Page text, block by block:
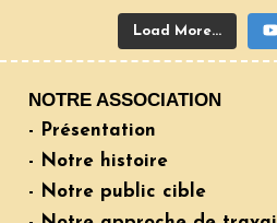
Load More...
NOTRE ASSOCIATION
- Présentation
- Notre histoire
- Notre public cible